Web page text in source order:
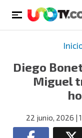
Diego
Miguel
22 junio, 2026 |